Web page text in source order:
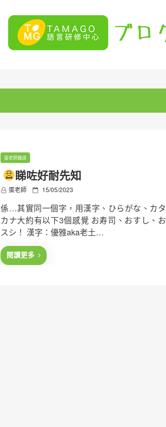
蛋老師雜談
睇咗好耐先知
蛋老師
P
s
t
e
d
n
15/05/2023
係…其實同一個字，用漢字、ひらがな、カタ
カナ大約有以下3個感覺 お寿司、おすし、お
スシ！ 漢字：優雅aka老土…
閱讀更多